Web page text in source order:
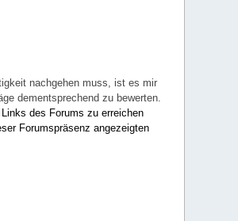
nachgehen muss, ist es mir
dementsprechend zu bewerten.
des Forums zu erreichen
Forumspräsenz angezeigten